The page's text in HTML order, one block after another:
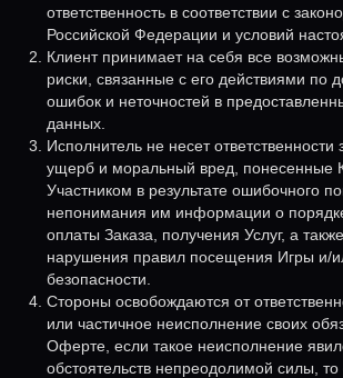
ответственность в соответствии с
Российской Федерации и условий
Клиент принимает на себя все
риски, связанные с его действиями по
ошибок и неточностей в
данных.
Исполнитель не несет ответственности
ущерб и моральный вред, понесенные
Участником в результате ошибочного
непонимания им информации о
оплаты Заказа, получения Услуг, а
нарушения правил посещения Игры и/
безопасности.
Стороны освобождаются от
или частичное неисполнение своих
Оферте, если такое неисполнение
обстоятельств непреодолимой силы, то